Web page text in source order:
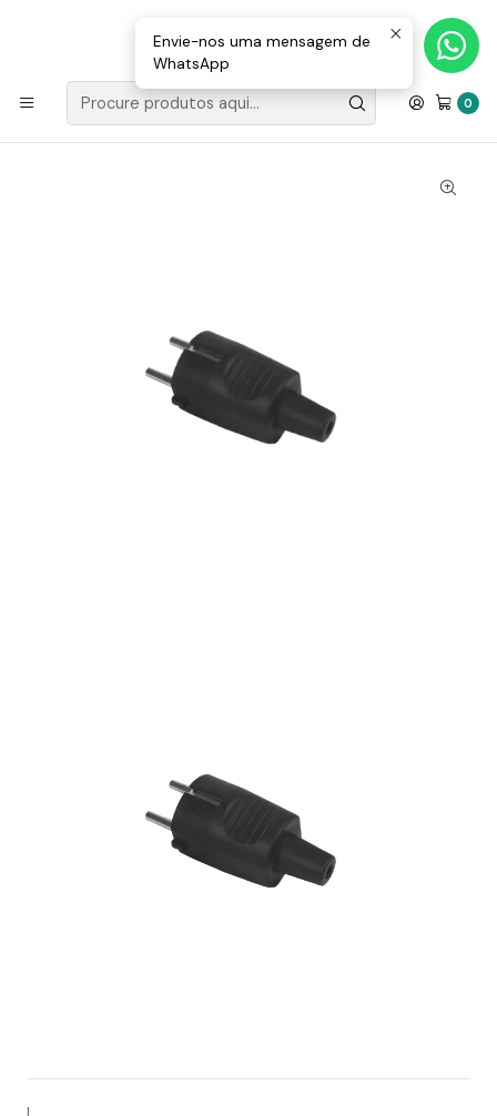
0
Loja Valongo: 220 150 143 (chamada para a rede fixa nacional) «»
E-mail: geral@movenergy.pt
Início MATERIAL ELÉTRICO
Ficha Macho 2P+T Schuko Borracha 10A 250V Aslo
Envie-nos uma mensagem de
WhatsApp